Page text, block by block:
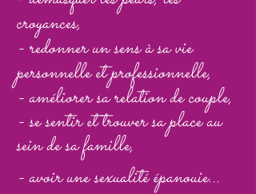
croyances,
- redonner un sens à sa vie
personnelle et professionnelle,
- améliorer sa relation de couple,
- se sentir et trouver sa place au
sein de sa famille,
- avoir unesexualitéépanouie...